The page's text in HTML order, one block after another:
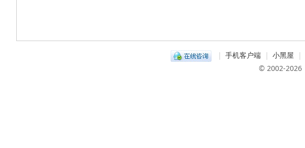
| 手机客户端 | 小黑屋 |
© 2002-2026